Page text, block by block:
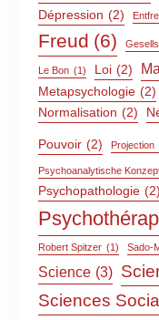
Dépression (2)
Freud (6)
Le Bon (1) Loi (2)
Metapsychologie (2)
Normalisation (2)
Pouvoir (2) Projection
Psychoanalytische
Psychopathologie (2)
Robert Spitzer (1) Sado-
Science (3)
Sciences